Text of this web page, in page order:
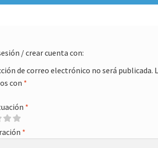
/ crear cuenta con:
de correo electrónico no será publicada.
con *
*
*